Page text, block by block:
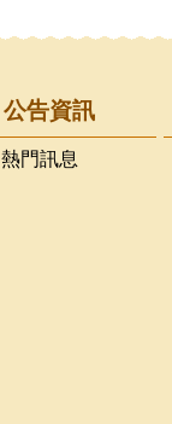
公告資訊
熱門訊息